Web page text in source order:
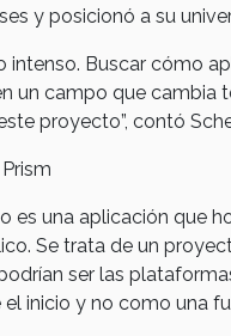
y posicionó a su
intenso. Buscar cómo
un campo que cambia
proyecto”, contó
es una aplicación que
Se trata de un
ser las
inicio y no como una